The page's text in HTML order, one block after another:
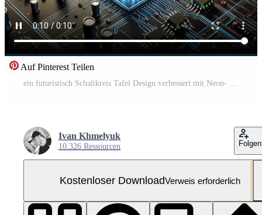
Auf Pinterest Teilen
ein futuristisch Schaltkreis Tafel Design verbessert mit Neon- Beleuchtung Auswirkungen Kostenloses Video
Ivan Khmelyuk
10.326 Ressourcen Folgen
Kostenloser DownloadVerweis erforderlich